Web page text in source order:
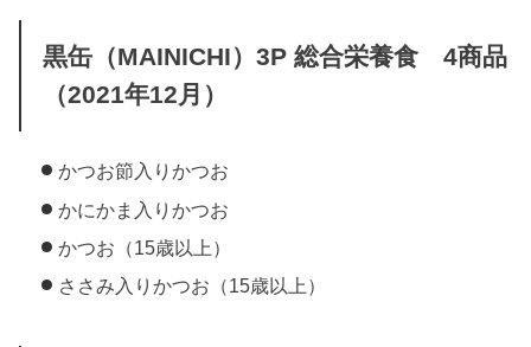
黒缶（MAINICHI）3P 総合栄養食 4商品
（2021年12月）
かつお節入りかつお
かにかま入りかつお
かつお（15歳以上）
ささみ入りかつお（15歳以上）